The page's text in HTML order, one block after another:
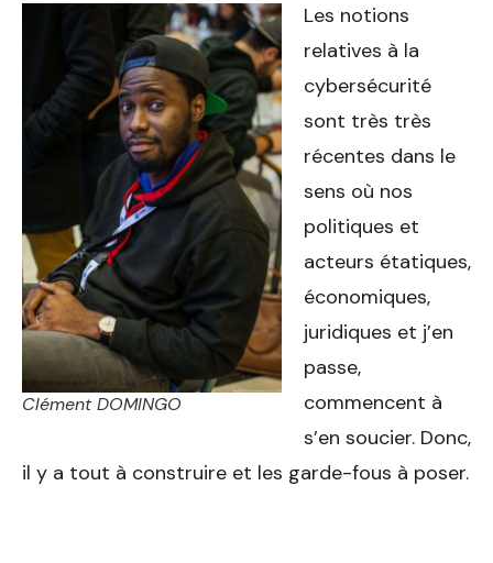
Clément DOMINGO
Les notions
relatives à la
cybersécurité
sont très très
récentes dans le
sens où nos
politiques et
acteurs étatiques,
économiques,
juridiques et j’en
passe,
commencent à
s’en soucier. Donc,
il y a tout à construire et les garde-fous à poser.